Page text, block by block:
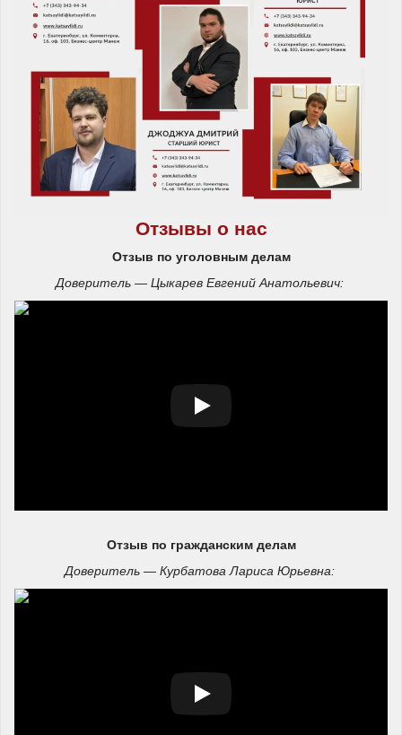
Отзывы о нас
Отзыв по уголовным делам
Доверитель — Цыкарев Евгений Анатольевич:
Отзыв по гражданским делам
Доверитель — Курбатова Лариса Юрьевна: